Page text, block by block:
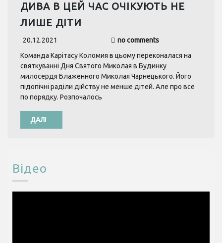
ДИВА В ЦЕЙ ЧАС ОЧІКУЮТЬ НЕ
ЛИШЕ ДІТИ
20.12.2021
no comments
Команда Карітасу Коломия в цьому переконалася на
святкуванні Дня Святого Миколая в Будинку
милосердя Блаженного Миколая Чарнецького. Його
підопічні раділи дійству не менше дітей. Але про все
по порядку. Розпочалось
ДАЛІ
Відео